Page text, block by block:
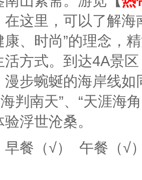
在这里，可以了解海
康、时尚”的理念，
活方式。到达4A景区
漫步蜿蜒的海岸线如
海判南天”、“天涯海
浮世沧桑。
早餐（√） 午餐（